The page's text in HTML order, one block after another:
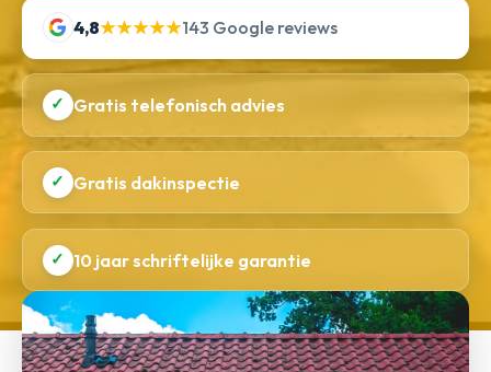
4,8★★★★★143 Google reviews
✓ Gratis telefonisch advies
✓ Gratis dakinspectie
✓ 10 jaar schriftelijke garantie